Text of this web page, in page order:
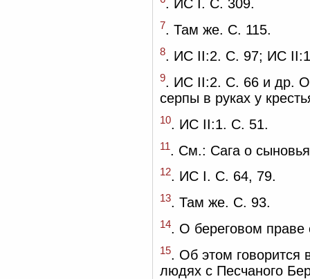
. ИС I. С. 309.
7. Там же. С. 115.
8. ИС II:2. С. 97; ИС
9. ИС II:2. С. 66 и др. О
серпы в руках у
10. ИС II:1. С. 51.
11 . См.: Сага о
12. ИС I. С. 64, 79.
13. Там же. С. 93.
14. О береговом
15. Об этом говорится
людях с Песчаного